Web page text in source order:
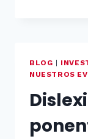
BLOG
NUESTROS